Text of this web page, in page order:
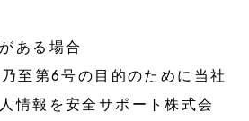
ある場合
至第6号の目的のために当社
情報を安全サポート株式会